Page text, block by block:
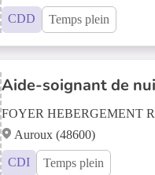
CDD Temps plein
Aide-soignant de
FOYER HEBERGEMENT
Auroux (48600)
CDI Temps plein